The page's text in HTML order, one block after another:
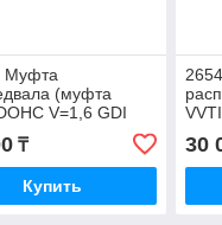
Муфта
(муфта
V=1,6 GDI
₸
Купить
30